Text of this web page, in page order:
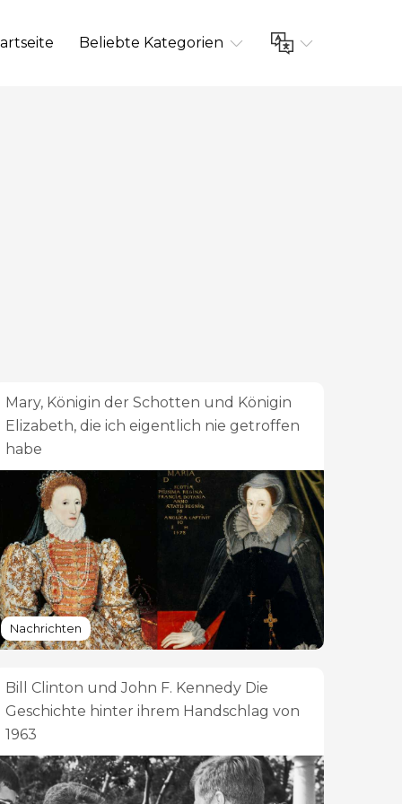
Beliebte Kategorien
Mary, Königin der Schotten und Königin
Elizabeth, die ich eigentlich nie getroffen
habe
Nachrichten
Bill Clinton und John F. Kennedy Die
Geschichte hinter ihrem Handschlag von
1963